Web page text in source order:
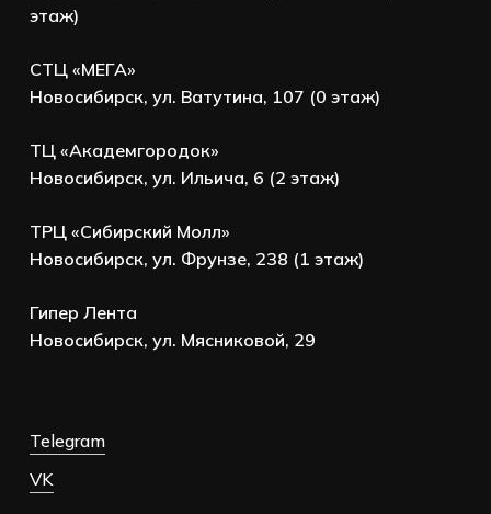
этаж)
СТЦ «МЕГА»
Новосибирск, ул. Ватутина, 107 (0 этаж)
ТЦ «Академгородок»
Новосибирск, ул. Ильича, 6 (2 этаж)
ТРЦ «Сибирский Молл»
Новосибирск, ул. Фрунзе, 238 (1 этаж)
Гипер Лента
Новосибирск, ул. Мясниковой, 29
Telegram
VK